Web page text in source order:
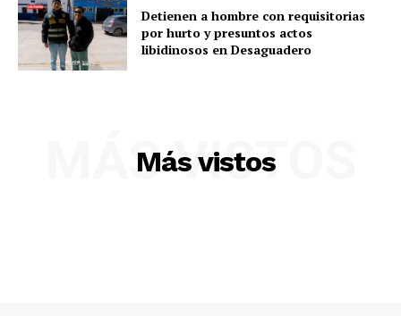
Detienen a hombre con requisitorias
por hurto y presuntos actos
libidinosos en Desaguadero
Más vistos
MÁS VISTOS